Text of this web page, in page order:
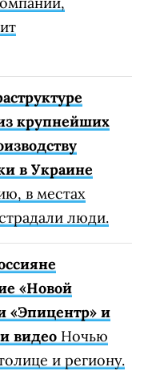
крупнейших
в Украине
в местах
люди.
«Новой
«Эпицентр» и
видео Ночью
и региону.